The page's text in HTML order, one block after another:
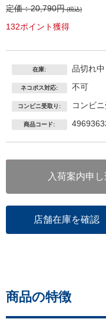
定価：20,790円(税込)
132ポイント獲得
在庫: 品切れ中
ネコポス対応: 不可
コンビニ受取り: コンビ
商品コード:
入荷案内申
店舗在庫を確認
商品の特徴